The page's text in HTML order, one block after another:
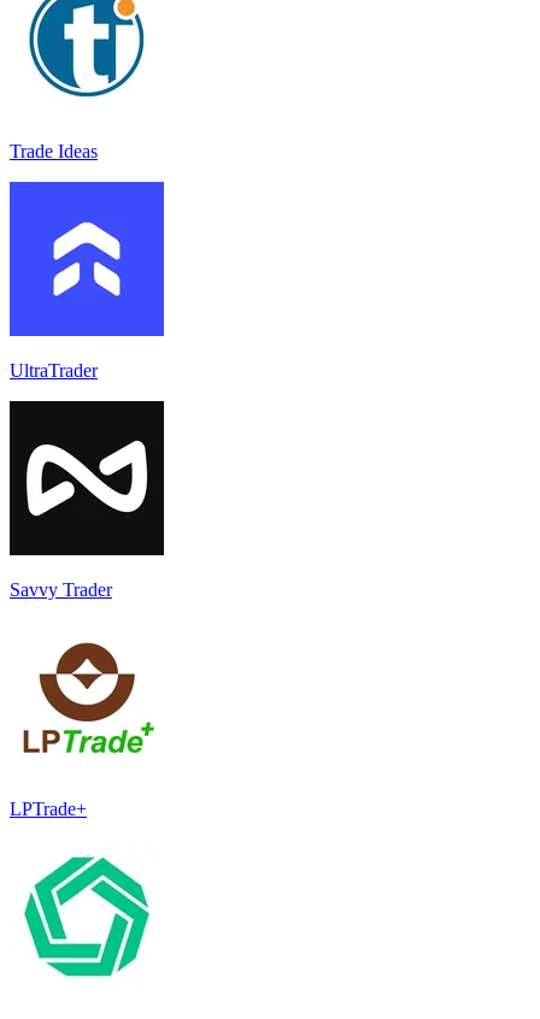
Trade Ideas
UltraTrader
Savvy Trader
LPTrade+